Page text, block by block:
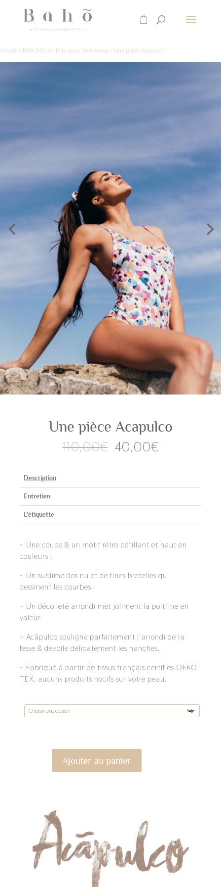
Accueil / PRIX DOUX / Prix doux Swimwear / Une pièce Acapulco
Une pièce Acapulco
110,00€ Le
prix
110,00€.
40,00€Le
40,00€.
Description
Entretien
L'étiquette
~ Une coupe & un motif rétro pétillant et haut en
couleurs !
~ Un sublime dos nu et de fines bretelles qui
dessinent les courbes.
~ Un décolleté arrondi met joliment la poitrine en
valeur.
~ Acãpulco souligne parfaitement l’arrondi de la
fesse & dévoile délicatement les hanches.
~ Fabriqué à partir de tissus français certifiés OEKO-
TEX, aucuns produits nocifs sur votre peau.
Ajouter au panier